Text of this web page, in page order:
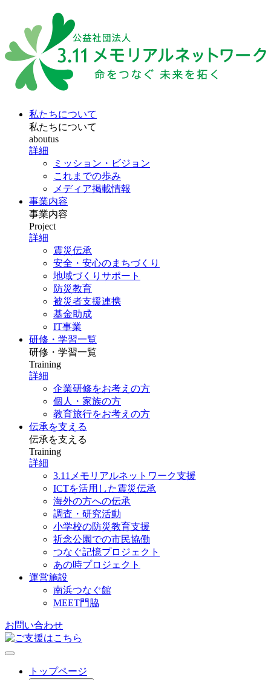
私たちについて
私たちについて
aboutus
詳細
ミッション・ビジョン
これまでの歩み
メディア掲載情報
事業内容
事業内容
Project
詳細
震災伝承
安全・安心のまちづくり
地域づくりサポート
防災教育
被災者支援連携
基金助成
IT事業
研修・学習一覧
研修・学習一覧
Training
詳細
企業研修をお考えの方
個人・家族の方
教育旅行をお考えの方
伝承を支える
伝承を支える
Training
詳細
3.11メモリアルネットワーク支援
ICTを活用した震災伝承
海外の方への伝承
調査・研究活動
小学校の防災教育支援
祈念公園での市民協働
つなぐ記憶プロジェクト
あの時プロジェクト
運営施設
南浜つなぐ館
MEET門脇
お問い合わせ
トップページ